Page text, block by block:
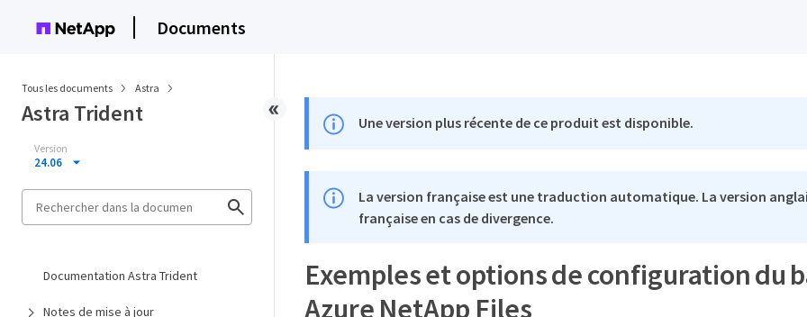
Documents
Tous les documents Astra
Astra Trident
Version
24.06
Documentation Astra Trident
Notes de mise à jour
Une version plus récente de ce produit est disponible.
La version française est une traduction automatique. La version
française en cas de divergence.
Exemples et options de configuration du
Azure NetApp Files